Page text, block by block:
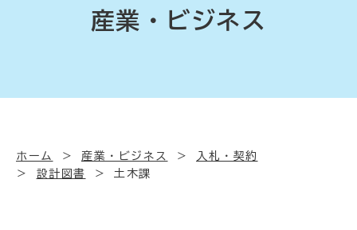
産業・ビジネス
ホーム 産業・ビジネス
入札・契約
設計図書
土木課